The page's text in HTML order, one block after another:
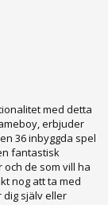
med detta
erbjuder
36 inbyggda spel
fantastisk
de som vill ha
nog att ta med
själv eller